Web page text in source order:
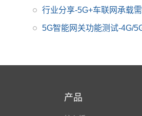
动化、视频监控等应用
行业分享-5G+车联网承载
5G智能网关功能测试-4G/
产品